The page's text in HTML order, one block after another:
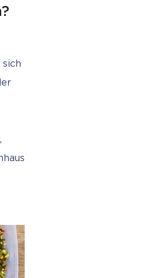
sich